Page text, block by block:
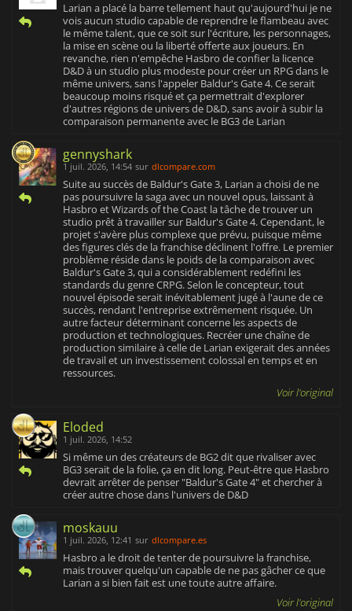
Larian a placé la barre tellement haut qu'aujourd'hui je ne
vois aucun studio capable de reprendre le flambeau avec
le même talent, que ce soit sur l'écriture, les personnages,
la mise en scène ou la liberté offerte aux joueurs. En
revanche, rien n'empêche Hasbro de confier la licence
D&D à un studio plus modeste pour créer un RPG dans le
même univers, sans l'appeler Baldur's Gate 4. Ce serait
beaucoup moins risqué et ça permettrait d'explorer
d'autres régions de univers de D&D, sans avoir à subir la
comparaison permanente avec le BG3 de Larian
gennyshark
1 juil. 2026, 14:54 sur dlcompare.com
Suite au succès de Baldur's Gate 3, Larian a choisi de ne
pas poursuivre la saga avec un nouvel opus, laissant à
Hasbro et Wizards of the Coast la tâche de trouver un
studio prêt à travailler sur Baldur's Gate 4. Cependant, le
projet s'avère plus complexe que prévu, puisque même
des figures clés de la franchise déclinent l'offre. Le premier
problème réside dans le poids de la comparaison avec
Baldur's Gate 3, qui a considérablement redéfini les
standards du genre CRPG. Selon le concepteur, tout
nouvel épisode serait inévitablement jugé à l'aune de ce
succès, rendant l'entreprise extrêmement risquée. Un
autre facteur déterminant concerne les aspects de
production et technologiques. Recréer une chaîne de
production similaire à celle de Larian exigerait des années
de travail et un investissement colossal en temps et en
ressources.
Voir l'original
Eloded
1 juil. 2026, 14:52
Si même un des créateurs de BG2 dit que rivaliser avec
BG3 serait de la folie, ça en dit long. Peut-être que Hasbro
devrait arrêter de penser "Baldur's Gate 4" et chercher à
créer autre chose dans l'univers de D&D
moskauu
1 juil. 2026, 12:41 sur dlcompare.es
Hasbro a le droit de tenter de poursuivre la franchise,
mais trouver quelqu'un capable de ne pas gâcher ce que
Larian a si bien fait est une toute autre affaire.
Voir l'original